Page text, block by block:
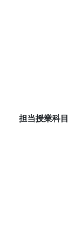
担当授業科目